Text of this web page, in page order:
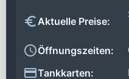
Aktuelle Preise:
Öffnungszeiten:
Tankkarten: